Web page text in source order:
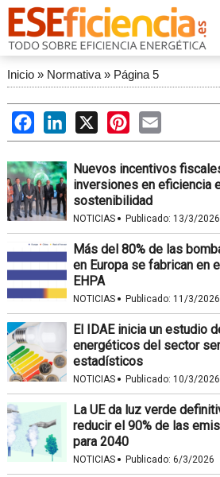
Inicio» Normativa» Página 5
FacebookLinkedIn
X PinterestEmail
Nuevos incentivos
inversiones en eficiencia
sostenibilidad
NOTICIAS · Publicado: 13/3/2026
Más del 80% de las
en Europa se fabrican en
EHPA
NOTICIAS · Publicado: 11/3/2026
El IDAE inicia un estudio
energéticos del sector
estadísticos
NOTICIAS · Publicado: 10/3/2026
La UE da luz verde
reducir el 90% de las
para 2040
NOTICIAS · Publicado: 6/3/2026